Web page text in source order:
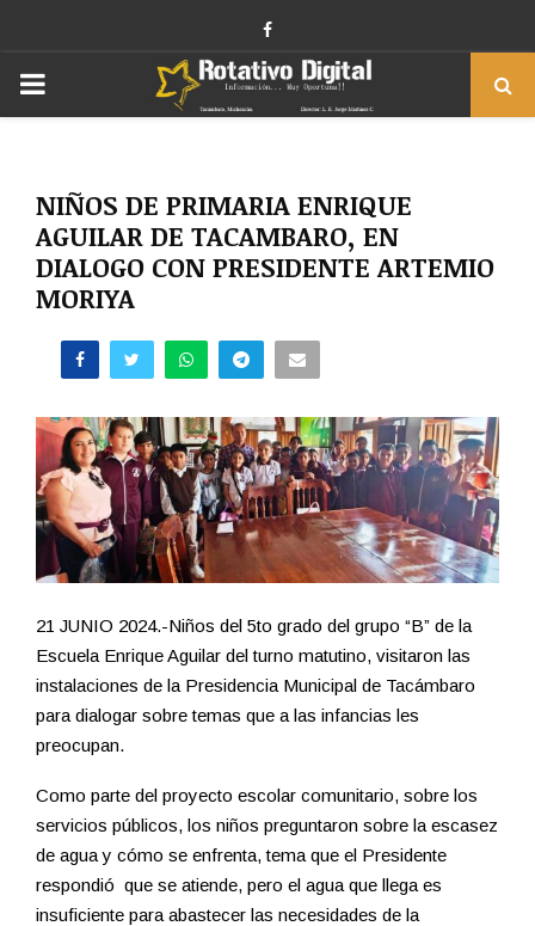
Facebook
PRIMARY
NIÑOS DE PRIMARIA ENRIQUE
AGUILAR DE TACAMBARO, EN
DIALOGO CON PRESIDENTE ARTEMIO
MORIYA
21 JUNIO 2024.-Niños del 5to grado del grupo “B” de la
Escuela Enrique Aguilar del turno matutino, visitaron las
instalaciones de la Presidencia Municipal de Tacámbaro
para dialogar sobre temas que a las infancias les
preocupan.
Como parte del proyecto escolar comunitario, sobre los
servicios públicos, los niños preguntaron sobre la escasez
de agua y cómo se enfrenta, tema que el Presidente
respondió que se atiende, pero el agua que llega es
insuficiente para abastecer las necesidades de la